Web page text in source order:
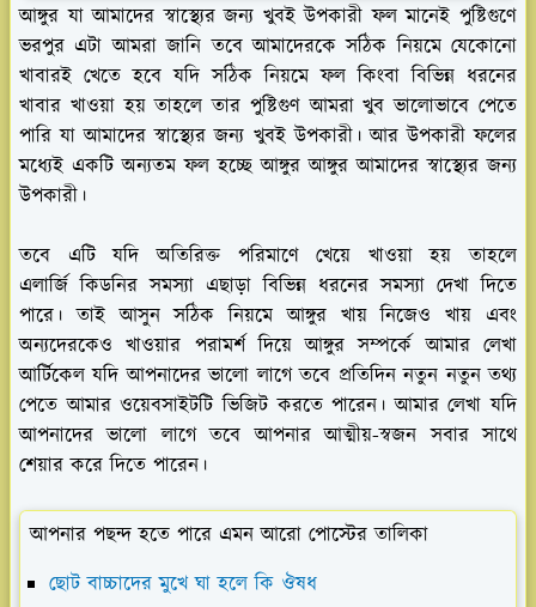
আঙ্গুর যা আমাদের স্বাস্থ্যের জন্য খুবই উপকারী ফল মানেই পুষ্টিগুণে
ভরপুর এটা আমরা জানি তবে আমাদেরকে সঠিক নিয়মে যেকোনো
খাবারই খেতে হবে যদি সঠিক নিয়মে ফল কিংবা বিভিন্ন ধরনের
খাবার খাওয়া হয় তাহলে তার পুষ্টিগুণ আমরা খুব ভালোভাবে পেতে
পারি যা আমাদের স্বাস্থ্যের জন্য খুবই উপকারী। আর উপকারী ফলের
মধ্যেই একটি অন্যতম ফল হচ্ছে আঙ্গুর আঙ্গুর আমাদের স্বাস্থ্যের জন্য
উপকারী।
তবে এটি যদি অতিরিক্ত পরিমাণে খেয়ে খাওয়া হয় তাহলে
এলার্জি কিডনির সমস্যা এছাড়া বিভিন্ন ধরনের সমস্যা দেখা দিতে
পারে। তাই আসুন সঠিক নিয়মে আঙ্গুর খায় নিজেও খায় এবং
অন্যদেরকেও খাওয়ার পরামর্শ দিয়ে আঙ্গুর সম্পর্কে আমার লেখা
আর্টিকেল যদি আপনাদের ভালো লাগে তবে প্রতিদিন নতুন নতুন তথ্য
পেতে আমার ওয়েবসাইটটি ভিজিট করতে পারেন। আমার লেখা যদি
আপনাদের ভালো লাগে তবে আপনার আত্মীয়-স্বজন সবার সাথে
শেয়ার করে দিতে পারেন।
আপনার পছন্দ হতে পারে এমন আরো পোস্টের তালিকা
ছোট বাচ্চাদের মুখে ঘা হলে কি ঔষধ